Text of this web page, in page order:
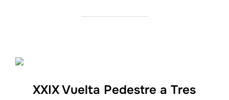
XXIX Vuelta Pedestre a Tres